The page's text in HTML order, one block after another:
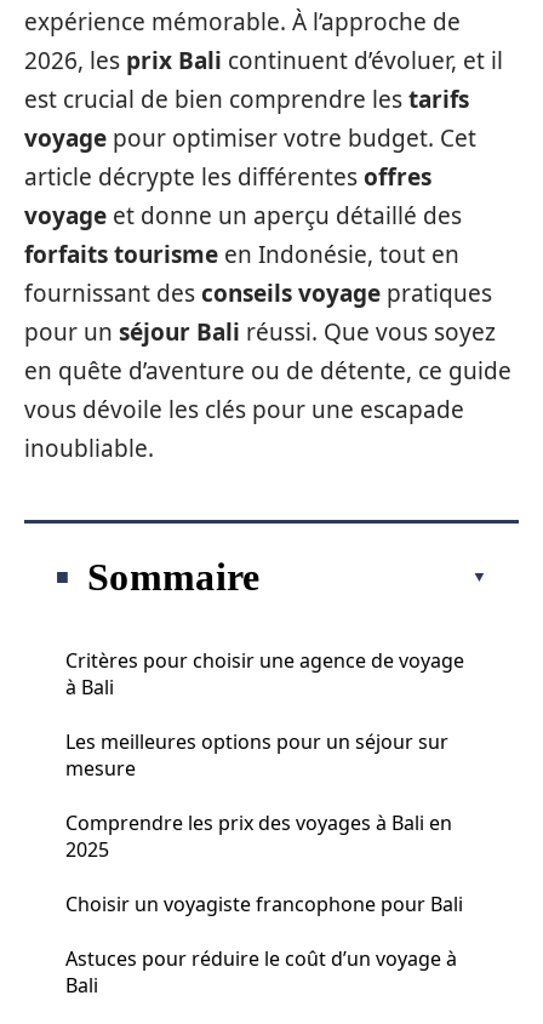
expérience mémorable. À l’approche de
2026, les prix Bali continuent d’évoluer, et il
est crucial de bien comprendre lestarifs
voyage pour optimiser votre budget. Cet
article décrypte les différentesoffres
voyage et donne un aperçu détaillé des
forfaits tourisme en Indonésie, tout en
fournissant desconseils voyage pratiques
pour un séjour Bali réussi. Que vous soyez
en quête d’aventure ou de détente, ce guide
vous dévoile les clés pour une escapade
inoubliable.
Sommaire
Critères pour choisir une agence de voyage
à Bali
Les meilleures options pour un séjour sur
mesure
Comprendre les prix des voyages à Bali en
2025
Choisir un voyagiste francophone pour Bali
Astuces pour réduire le coût d’un voyage à
Bali